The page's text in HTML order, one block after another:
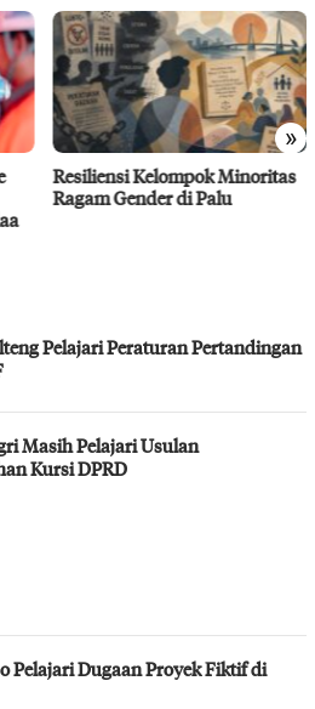
»
IMIP Perkuat Kapasitas Warga
Bahodopi Hadapi Potensi
Pelajari Peraturan Pertandingan
Masih Pelajari Usulan
Kursi DPRD
Pelajari Dugaan Proyek Fiktif di